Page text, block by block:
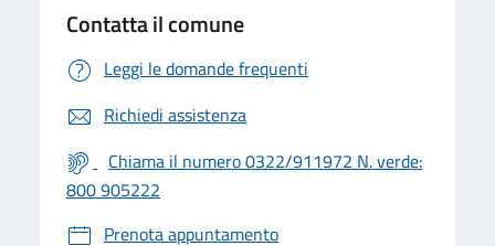
Contatta il comune
Leggi le domande frequenti
Richiedi assistenza
Chiama il numero 0322/911972 N. verde:
800 905222
Prenota appuntamento